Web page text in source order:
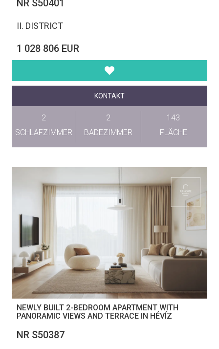
NR S50401
II. DISTRICT
1 028 806 EUR
KONTAKT
2
SCHLAFZIMMER
2
BADEZIMMER
143
FLÄCHE
NEWLY BUILT 2-BEDROOM APARTMENT WITH
PANORAMIC VIEWS AND TERRACE IN HÉVÍZ
NR S50387